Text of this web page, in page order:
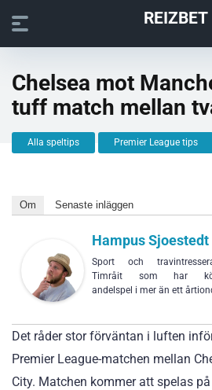
REIZBET
Chelsea mot
tuff match mellan
Alla speltips Premier League tips
Om Senaste inläggen
Hampus Sjoestedt
Sport och
Timråit som har
andelspel i mer än ett
Det råder stor förväntan i luften
Premier League-matchen mellan
City. Matchen kommer att spelas